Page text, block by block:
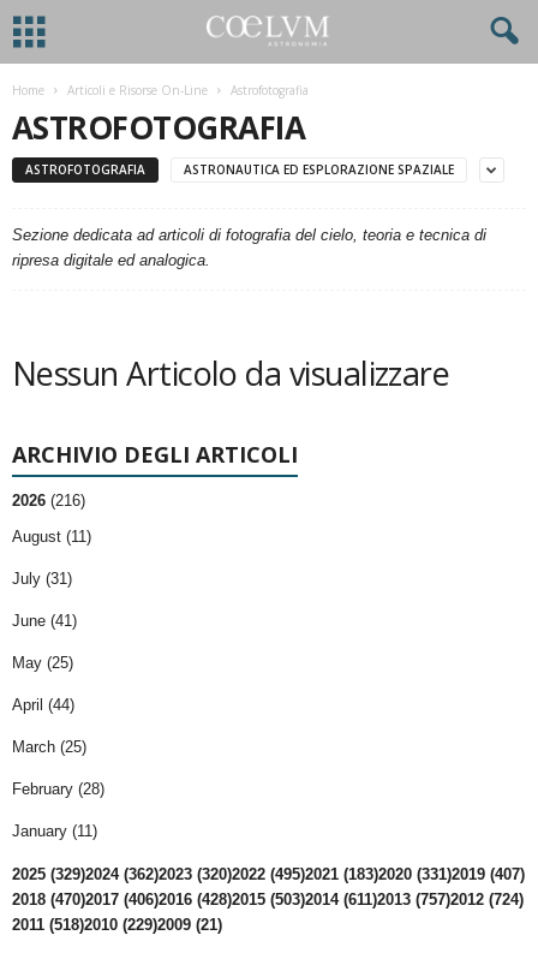
Home Articoli e Risorse On-Line Astrofotografia
ASTROFOTOGRAFIA
ASTROFOTOGRAFIA ASTRONAUTICA ED ESPLORAZIONE SPAZIALE
Sezione dedicata ad articoli di fotografia del cielo, teoria e tecnica di
ripresa digitale ed analogica.
Nessun Articolo da visualizzare
ARCHIVIO DEGLI ARTICOLI
2026 (216)
August (11)
July (31)
June (41)
May (25)
April (44)
March (25)
February (28)
January (11)
2025 (329)2024 (362)2023 (320)2022 (495)2021 (183)2020 (331)2019 (407)
2018 (470)2017 (406)2016 (428)2015 (503)2014 (611)2013 (757)2012 (724)
2011 (518)2010 (229)2009 (21)